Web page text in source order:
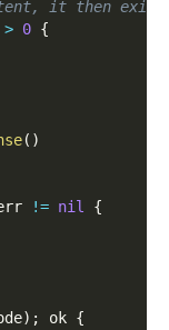
it then exits
> 0 {
( )
!= nil
{
) ; ok {